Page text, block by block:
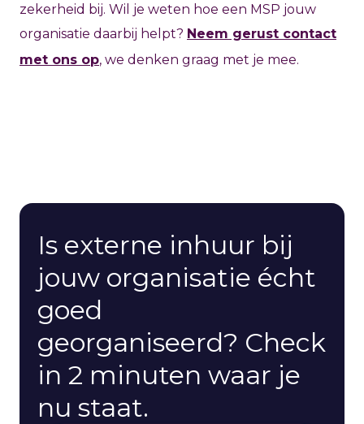
zekerheid bij. Wil je weten hoe een MSP jouw
organisatie daarbij helpt? Neem gerust contact
met ons op, we denken graag met je mee.
Is externe inhuur bij
jouw organisatie écht
goed
georganiseerd? Check
in 2 minuten waar je
nu staat.